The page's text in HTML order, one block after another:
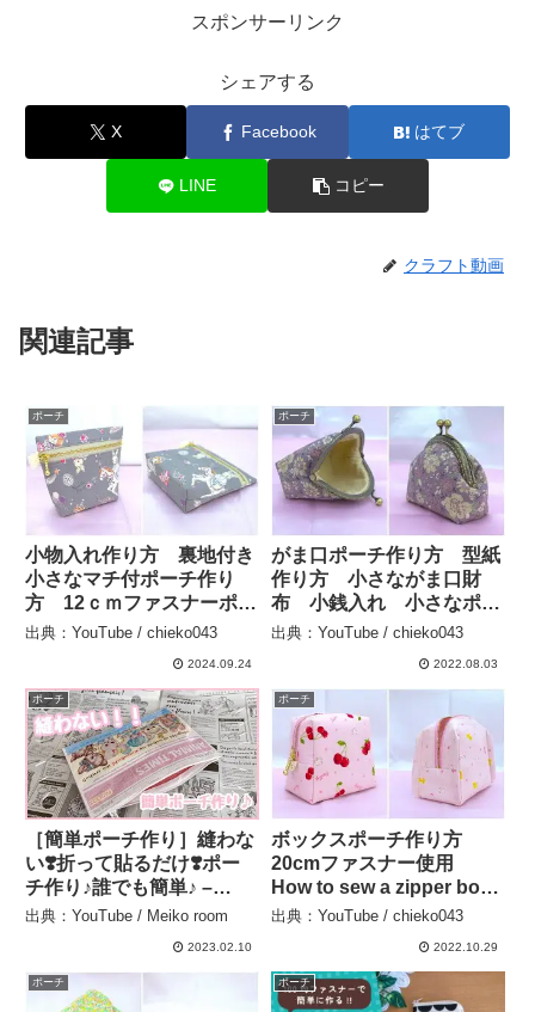
スポンサーリンク
シェアする
X Facebook はてブ
LINE コピー
クラフト動画
関連記事
ポーチ
小物入れ作り方 裏地付き
小さなマチ付ポーチ作り
方 12ｃｍファスナーポー
チ – chieko043
出典：YouTube / chieko043
2024.09.24
ポーチ
がま口ポーチ作り方 型紙
作り方 小さながま口財
布 小銭入れ 小さなポー
チ作り方 how to make a
出典：YouTube / chieko043
2022.08.03
ポーチ
［簡単ポーチ作り］縫わな
い❣️折って貼るだけ❣️ポー
チ作り♪誰でも簡単♪ –
Meiko room
出典：YouTube / Meiko room
2023.02.10
ポーチ
ボックスポーチ作り方
20cmファスナー使用
How to sew a zipper box
pouch 裏地付き ぬい代を
出典：YouTube / chieko043
2022.10.29
ポーチ ポーチ